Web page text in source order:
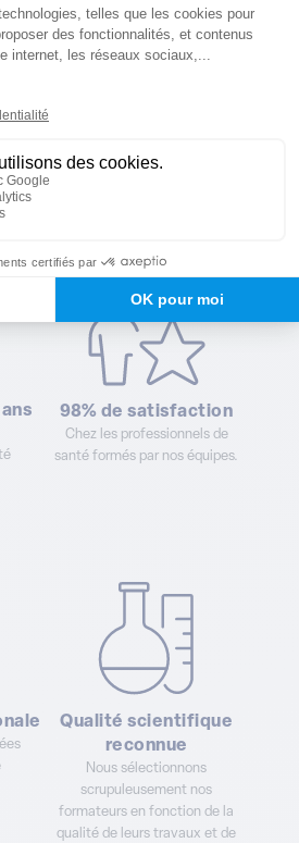
votre éligibilité
98% de satisfaction
Chez les professionnels de
santé formés par nos équipes.
Qualité scientifique
reconnue
Nous sélectionnons
scrupuleusement nos
formateurs en fonction de la
qualité de leurs travaux et de